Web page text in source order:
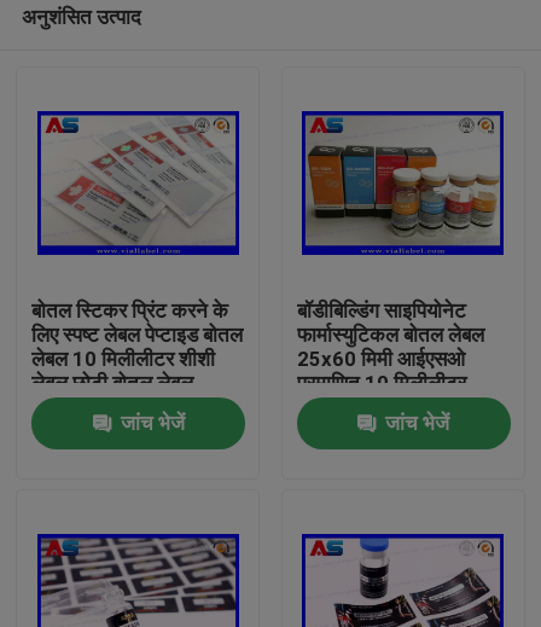
उत्पादों
हमारे बारे में
अनुशंसित उत्पाद
बोतल स्टिकर प्रिंट करने के
लिए स्पष्ट लेबल पेप्टाइड बोतल
लेबल 10 मिलीलीटर शीशी
लेबल छोटी बोतल लेबल
जांच भेजें
बॉडीबिल्डिंग साइपियोनेट
फार्मास्युटिकल बोतल लेबल
25x60 मिमी आईएसओ
प्रमाणित 10 मिलीलीटर
शीशियों के लिए
जांच भेजें